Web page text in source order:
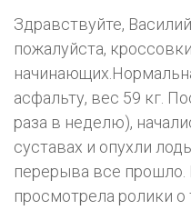
Здравствуйте,
пожалуйста,
асфальту, вес 59 кг.
раза в неделю),
суставах и опухли
перерыва все прошло.
просмотрела ролики о